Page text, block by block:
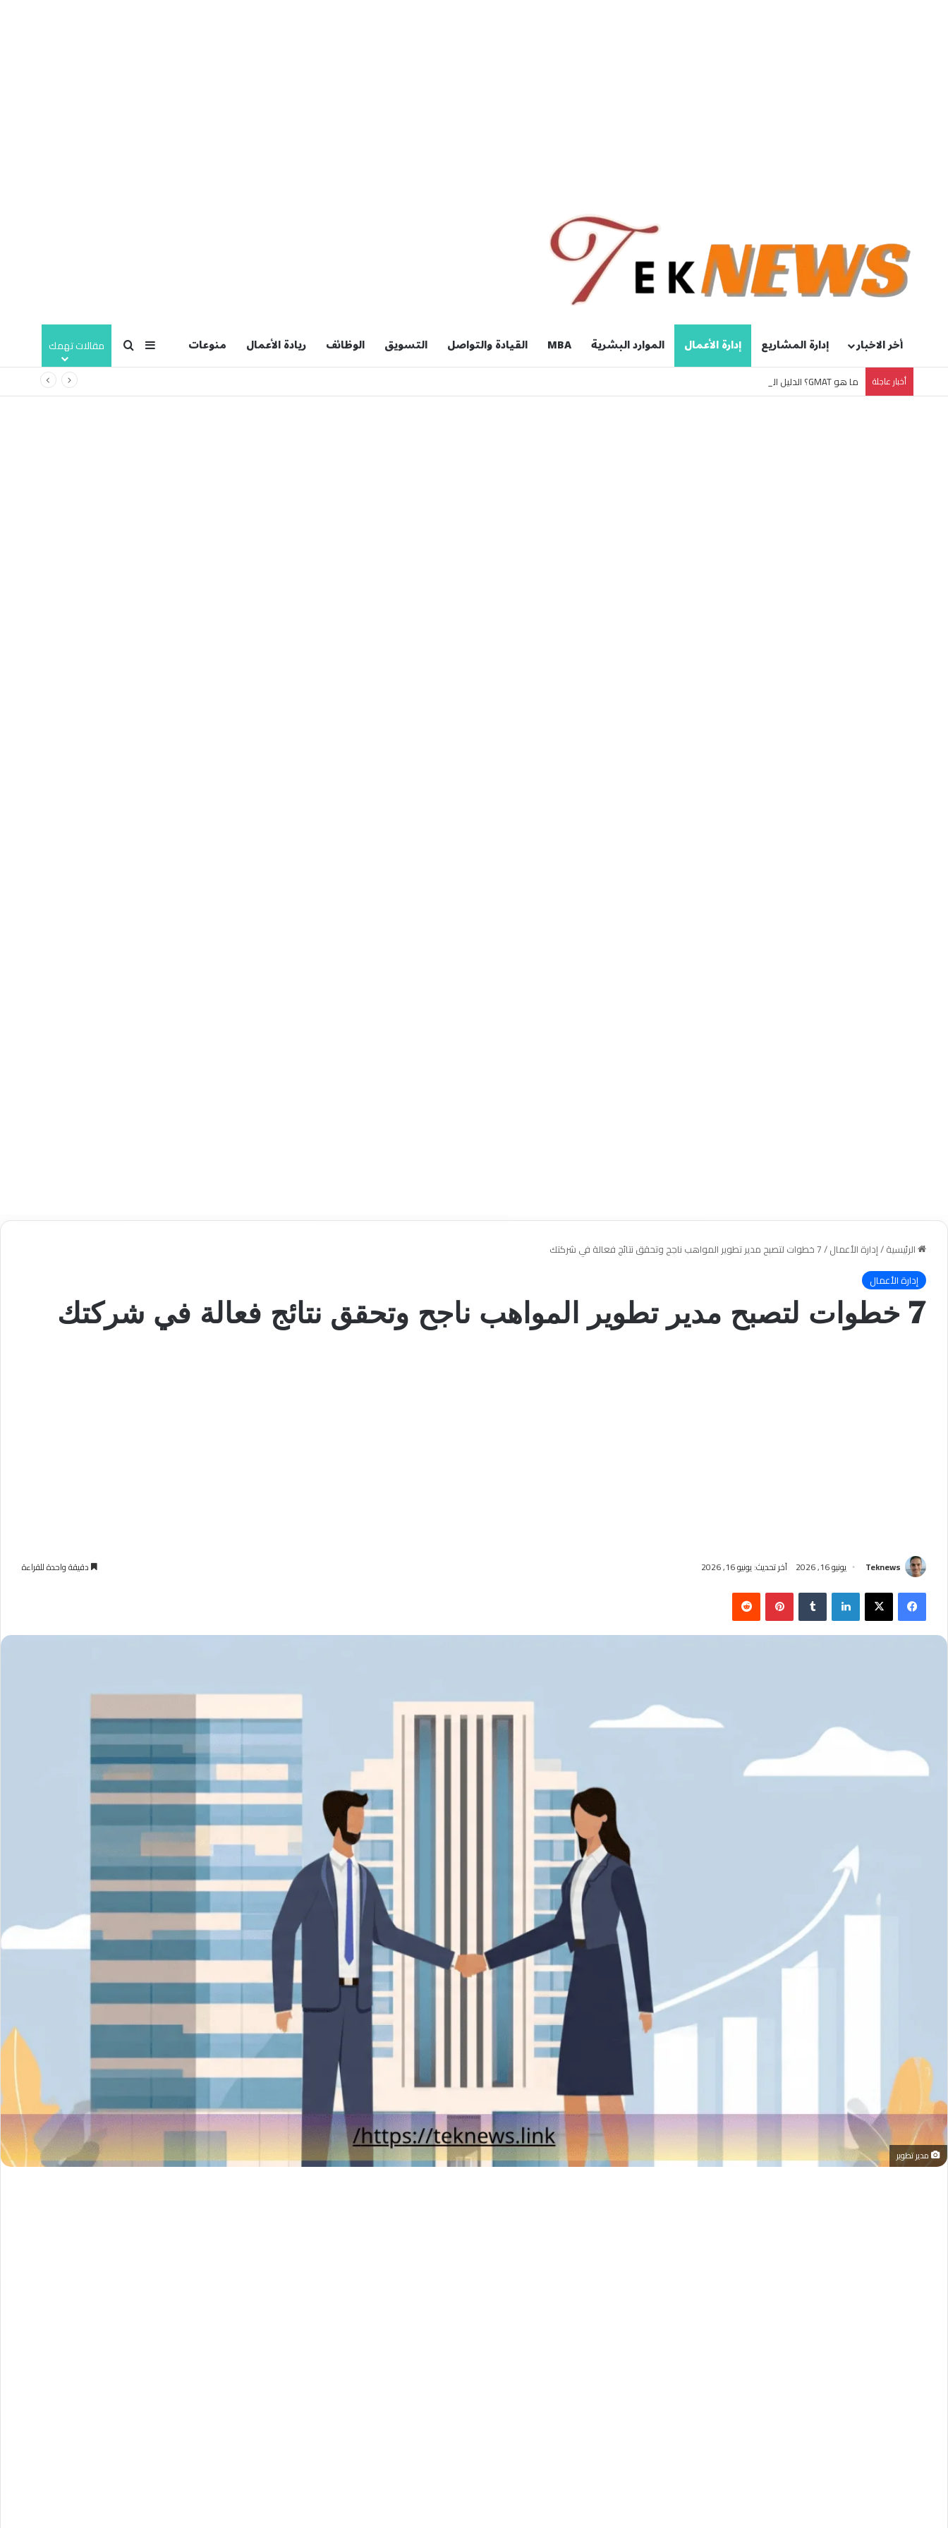
أخر الاخبار إدارة المشاريع إدارة الأعمال الموارد البشرية MBA القيادة والتواصل التسويق الوظائف ريادة الأعمال منوعات إضافة عمود جانبي
بحث عنمقالات تهمك
أخبار عاجلة ما هو GMAT؟ الدليل الشامل لاختبار قبول ماجستير إدارة الأعمال
الرئيسية/إدارة الأعمال/7 خطوات لتصبح مدير تطوير المواهب ناجح وتحقق نتائج فعالة في شركتك
إدارة الأعمال
7 خطوات لتصبح مدير تطوير المواهب ناجح وتحقق نتائج فعالة في شركتك
Teknews يونيو 16, 2026 آخر تحديث: يونيو 16, 2026 دقيقة واحدة للقراءة
فيسبوك لينكدإن بينتيريست
مدير تطوير